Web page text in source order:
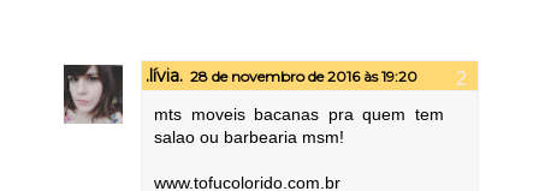
.lívia. 28 de novembro de 2016 às 19:20
mts moveis bacanas pra quem tem
salao ou barbearia msm!
www.tofucolorido.com.br